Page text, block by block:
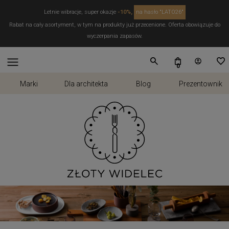
Letnie wibracje, super okazje -10%,
na hasło "LATO26"
Rabat na cały asortyment, w tym na produkty już przecenione. Oferta obowiązuje do
wyczerpania zapasów.
Marki Dla architekta Blog Prezentownik